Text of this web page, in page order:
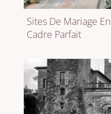
Sites De Mariage
Cadre Parfait